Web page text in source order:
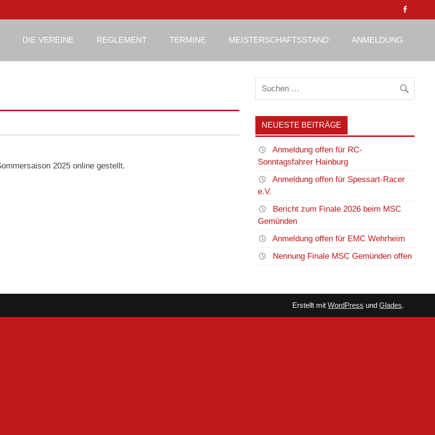
DIE VEREINE REGLEMENT TERMINE MEISTERSCHAFTSSTAND ANMELDUNG
2025 online gestellt.
NEUESTE BEITRÄGE
Anmeldung offen für RC-
Sonntagsfahrer Hainburg
Anmeldung offen für Spessart-Racer
e.V.
Bericht zum Finale 2026 beim MSC
Gemünden
Anmeldung offen für EMC Wehrheim
Nennung Finale MSC Gemünden offen
Erstellt mit WordPress und Glades.